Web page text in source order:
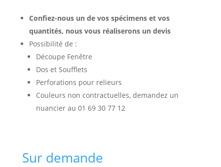
Confiez-nous un de vos spécimens et vos
quantités, nous vous réaliserons un devis
Possibilité de :
Découpe Fenêtre
Dos et Soufflets
Perforations pour relieurs
Couleurs non contractuelles, demandez un
nuancier au 01 69 30 77 12
Sur demande